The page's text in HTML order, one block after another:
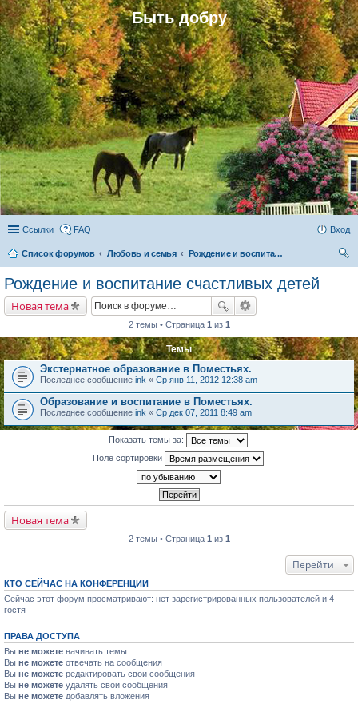
Быть добру
Ссылки FAQ Вход
Список форумов Любовь и семья
Рождение и воспитание счастливых детей
Рождение и воспитание счастливых детей
Новая тема
2 темы • Страница 1 из 1
Темы
Экстернатное образование в Поместьях.
Последнее сообщение ink « Ср янв 11, 2012 12:38 am
Образование и воспитание в Поместьях.
Последнее сообщение ink « Ср дек 07, 2011 8:49 am
Показать темы за:
Поле сортировки
Новая тема
2 темы • Страница 1 из 1
Перейти
КТО СЕЙЧАС НА КОНФЕРЕНЦИИ
Сейчас этот форум просматривают: нет зарегистрированных пользователей и 4
гостя
ПРАВА ДОСТУПА
Вы не можете начинать темы
Вы не можете отвечать на сообщения
Вы не можете редактировать свои сообщения
Вы не можете удалять свои сообщения
Вы не можете добавлять вложения